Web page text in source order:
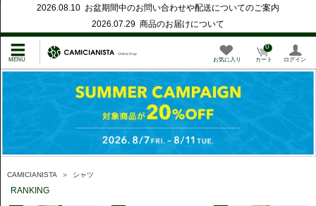
2026.08.10 お盆期間中のお問い合わせや配送についてのご案内
2026.07.29 商品のお届けについて
お気に入り カート
0
ログイン
CAMICIANISTA ＞ シャツ
RANKING